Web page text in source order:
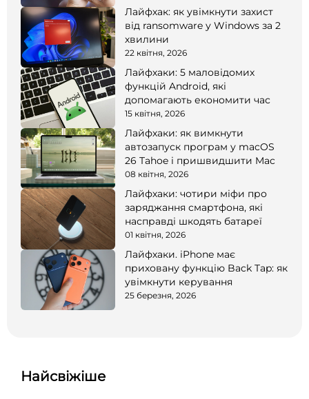
Лайфхак: як увімкнути захист
від ransomware у Windows за 2
хвилини
22 квітня, 2026
Лайфхаки: 5 маловідомих
функцій Android, які
допомагають економити час
15 квітня, 2026
Лайфхаки: як вимкнути
автозапуск програм у macOS
26 Tahoe і пришвидшити Mac
08 квітня, 2026
Лайфхаки: чотири міфи про
заряджання смартфона, які
насправді шкодять батареї
01 квітня, 2026
Лайфхаки. iPhone має
приховану функцію Back Tap: як
увімкнути керування
25 березня, 2026
Найсвіжіше